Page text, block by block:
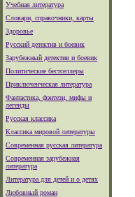
Учебная литература
Словари, справочники, карты
Здоровье
Русский детектив и боевик
Зарубежный детектив и боевик
Политические бестселлеры
Приключенческая литература
Фантастика, фэнтези, мифы и
легенды
Русская классика
Классика мировой литературы
Современная русская литература
Современная зарубежная
литература
Литература для детей и о детях
Любовный роман